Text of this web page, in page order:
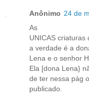
Anônimo 24 de
As
UNICAS criaturas
a verdade é a
Lena e o senhor
Ela [dona Lena}
de ter nessa pág
publicado.